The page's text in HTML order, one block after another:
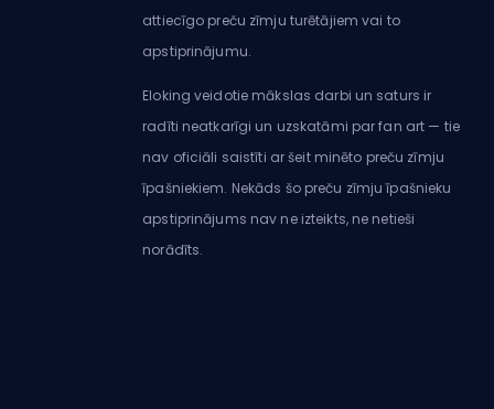
attiecīgo preču zīmju turētājiem vai to
apstiprinājumu.
Eloking veidotie mākslas darbi un saturs ir
radīti neatkarīgi un uzskatāmi par fan art — tie
nav oficiāli saistīti ar šeit minēto preču zīmju
īpašniekiem. Nekāds šo preču zīmju īpašnieku
apstiprinājums nav ne izteikts, ne netieši
norādīts.